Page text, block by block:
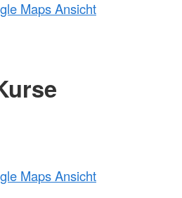
Maps Ansicht
Maps Ansicht